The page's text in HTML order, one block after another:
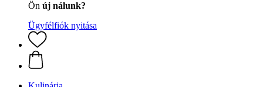
Ön új nálunk?
Ügyfélfiók nyitása